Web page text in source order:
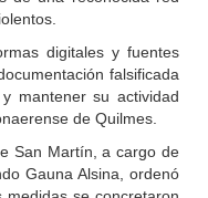
digitales y fuentes
falsificada
mantener su actividad
de Quilmes.
San Martín, a cargo de
Gauna Alsina, ordenó